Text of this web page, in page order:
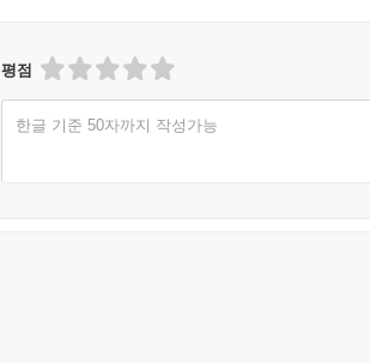
평점
한글 기준 50자까지 작성가능